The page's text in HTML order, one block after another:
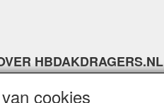
HBDAKDRAGERS.NL
dakkoffer specialist in
cookies